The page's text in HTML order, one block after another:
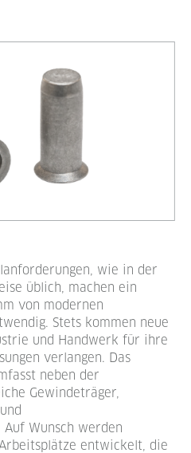
wie in der
üblich, machen ein
von modernen
Stets kommen neue
und Handwerk für ihre
verlangen. Das
neben der
Gewindeträger,
Wunsch werden
entwickelt, die